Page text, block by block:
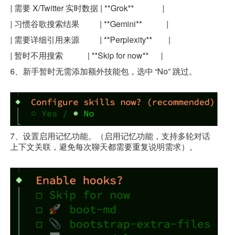
| 需要X/Twitter实时数据 | **Grok** |
| 习惯谷歌搜索结果 | **Gemini** |
| 需要详细引用来源 | **Perplexity** |
| 暂时不用搜索 | **Skip for now** |
6、 新手暂时无需添加额外技能包，选中 “No” 跳过。
7、设置启用记忆功能。
（启用记忆功能，支持多轮对话
上下文关联，避免每次聊天都需要重复说明需求）。